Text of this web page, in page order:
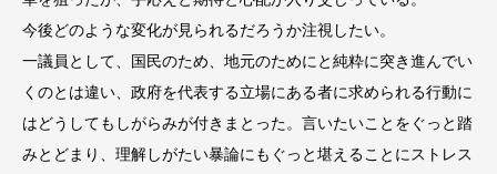
今後どのような変化が見られるだろうか注視したい。
一議員として、国民のため、地元のためにと純粋に突き進んでい
くのとは違い、政府を代表する立場にある者に求められる行動に
はどうしてもしがらみが付きまとった。言いたいことをぐっと踏
みとどまり、理解しがたい暴論にもぐっと堪えることにストレス